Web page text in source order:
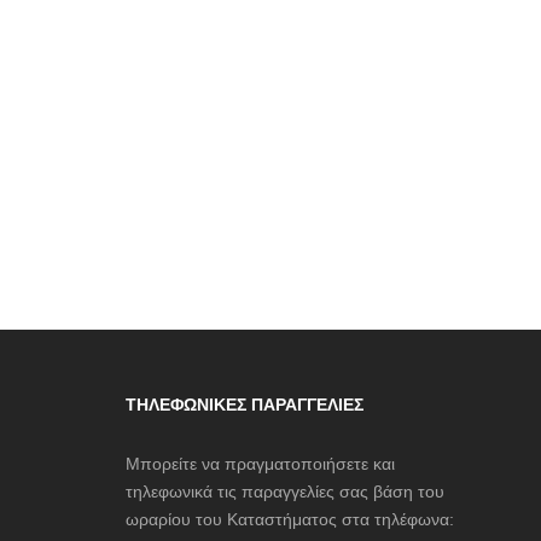
ΤΗΛΕΦΩΝΙΚΈΣ ΠΑΡΑΓΓΕΛΊΕΣ
Μπορείτε να πραγματοποιήσετε και
τηλεφωνικά τις παραγγελίες σας βάση του
ωραρίου του Καταστήματος στα τηλέφωνα: